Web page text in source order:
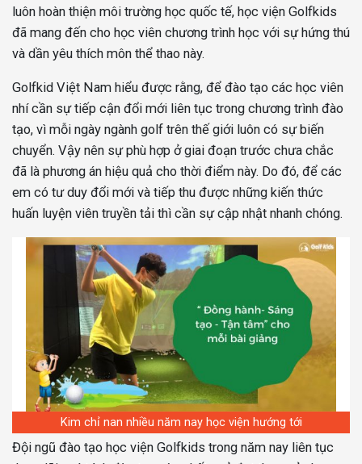
luôn hoàn thiện môi trường học quốc tế, học viện Golfkids
đã mang đến cho học viên chương trình học với sự hứng thú
và dần yêu thích môn thể thao này.
Golfkid Việt Nam hiểu được rằng, để đào tạo các học viên
nhí cần sự tiếp cận đổi mới liên tục trong chương trình đào
tạo, vì mỗi ngày ngành golf trên thế giới luôn có sự biến
chuyển. Vậy nên sự phù hợp ở giai đoạn trước chưa chắc
đã là phương án hiệu quả cho thời điểm này. Do đó, để các
em có tư duy đổi mới và tiếp thu được những kiến thức
huấn luyện viên truyền tải thì cần sự cập nhật nhanh chóng.
Kim chỉ nan nhiều năm nay học viện hướng tới
Đội ngũ đào tạo học viện Golfkids trong năm nay liên tục